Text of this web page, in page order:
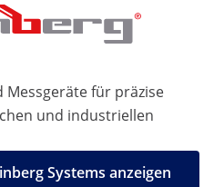
Messgeräte für präzise
und industriellen
Systems anzeigen